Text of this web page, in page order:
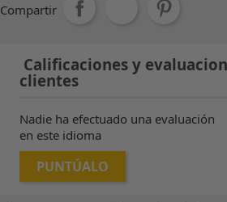
Compartir
Calificaciones y
clientes
Nadie ha efectuado una evaluación
en este idioma
PUNTÚALO